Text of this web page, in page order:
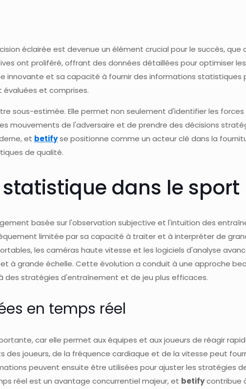
éclairée est devenue un élément crucial pour le succès, que
ont proliféré, offrant des données détaillées pour optimiser
innovante et sa capacité à fournir des informations statistiques
et comprises.
sous-estimée. Elle permet non seulement d'identifier les
mouvements de l'adversaire et de prendre des décisions
et betifyse positionne comme un acteur clé dans la
de qualité.
dans le sport
basée sur l'observation subjective et l'intuition des
limitée par sa capacité à traiter et à interpréter de
les caméras haute vitesse et les logiciels d'analyse
à grande échelle. Cette évolution a conduit à une approche
des stratégies d'entraînement et de jeu plus efficaces.
en temps réel
car elle permet aux équipes et aux joueurs de réagir
des joueurs, de la fréquence cardiaque et de la vitesse peut
peuvent ensuite être utilisées pour ajuster les stratégies
réel est un avantage concurrentiel majeur, et betifycontribue